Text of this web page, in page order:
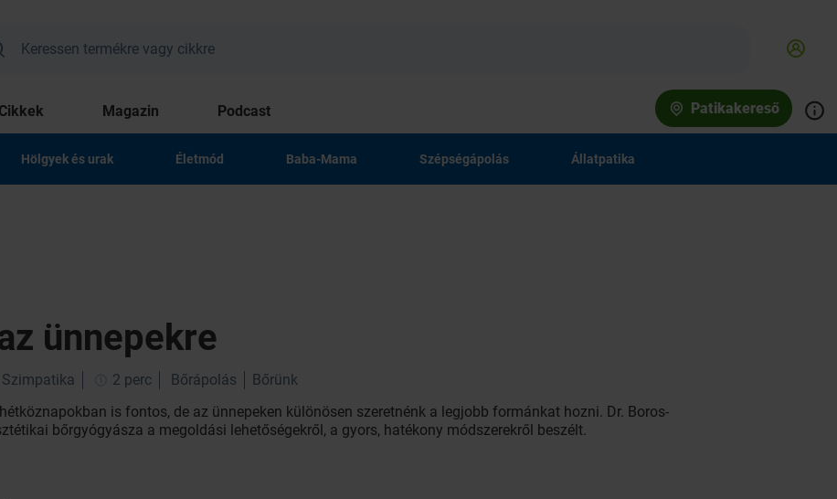
Cikkek Magazin Podcast Patikakereső
Hölgyek és urak Életmód Baba-Mama Szépségápolás Állatpatika
ünnepekre
Szimpatika 2 perc Bőrápolás
Bőrünk
is fontos, de az ünnepeken különösen szeretnénk a legjobb formánkat hozni. Dr. Boros-
bőrgyógyásza a megoldási lehetőségekről, a gyors, hatékony módszerekről beszélt.